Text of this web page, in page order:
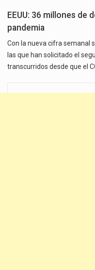
EEUU: 36 millones de
pandemia
Con la nueva cifra semanal
las que han solicitado el
transcurridos desde que el